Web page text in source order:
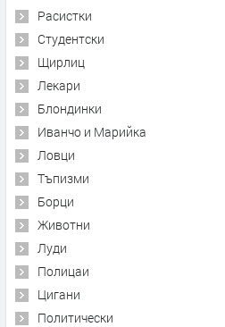
Расистки
Студентски
Щирлиц
Лекари
Блондинки
Иванчо и Марийка
Ловци
Тъпизми
Борци
Животни
Луди
Полицаи
Цигани
Политически